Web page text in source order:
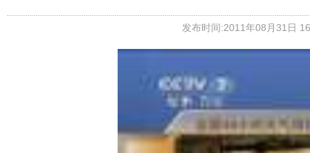
发布时间:2011年08月31日